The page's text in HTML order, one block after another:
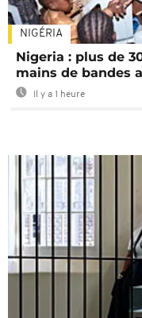
NIGÉRIA
Nigeria : plus de
mains de bandes
Il y a 1 heure